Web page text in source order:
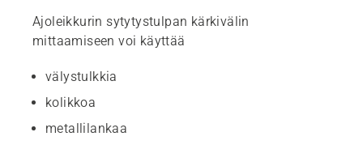
Ajoleikkurin sytytystulpan kärkivälin
mittaamiseen voi käyttää
välystulkkia
kolikkoa
metallilankaa